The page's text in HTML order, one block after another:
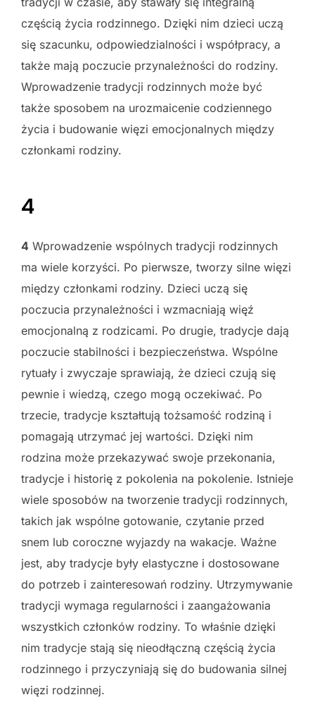
częścią życia rodzinnego. Dzięki nim dzieci uczą
się szacunku, odpowiedzialności i współpracy, a
także mają poczucie przynależności do rodziny.
Wprowadzenie tradycji rodzinnych może być
także sposobem na urozmaicenie codziennego
życia i budowanie więzi emocjonalnych między
członkami rodziny.
4
4 Wprowadzenie wspólnych tradycji rodzinnych
ma wiele korzyści. Po pierwsze, tworzy silne więzi
między członkami rodziny. Dzieci uczą się
poczucia przynależności i wzmacniają więź
emocjonalną z rodzicami. Po drugie, tradycje dają
poczucie stabilności i bezpieczeństwa. Wspólne
rytuały i zwyczaje sprawiają, że dzieci czują się
pewnie i wiedzą, czego mogą oczekiwać. Po
trzecie, tradycje kształtują tożsamość rodziną i
pomagają utrzymać jej wartości. Dzięki nim
rodzina może przekazywać swoje przekonania,
tradycje i historię z pokolenia na pokolenie. Istnieje
wiele sposobów na tworzenie tradycji rodzinnych,
takich jak wspólne gotowanie, czytanie przed
snem lub coroczne wyjazdy na wakacje. Ważne
jest, aby tradycje były elastyczne i dostosowane
do potrzeb i zainteresowań rodziny. Utrzymywanie
tradycji wymaga regularności i zaangażowania
wszystkich członków rodziny. To właśnie dzięki
nim tradycje stają się nieodłączną częścią życia
rodzinnego i przyczyniają się do budowania silnej
więzi rodzinnej.